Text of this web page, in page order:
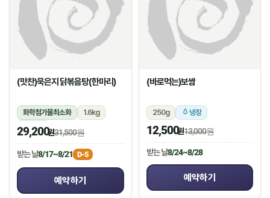
(맛찬)묵은지 닭볶음탕(한마리)
화학첨가물최소화
1.6kg
냉장
29,200원31,500원
받는 날8/17~8/21 D-5
예약하기
(바로먹는)보쌈
250g 냉장
12,500원13,000원
받는 날8/24~8/28
예약하기